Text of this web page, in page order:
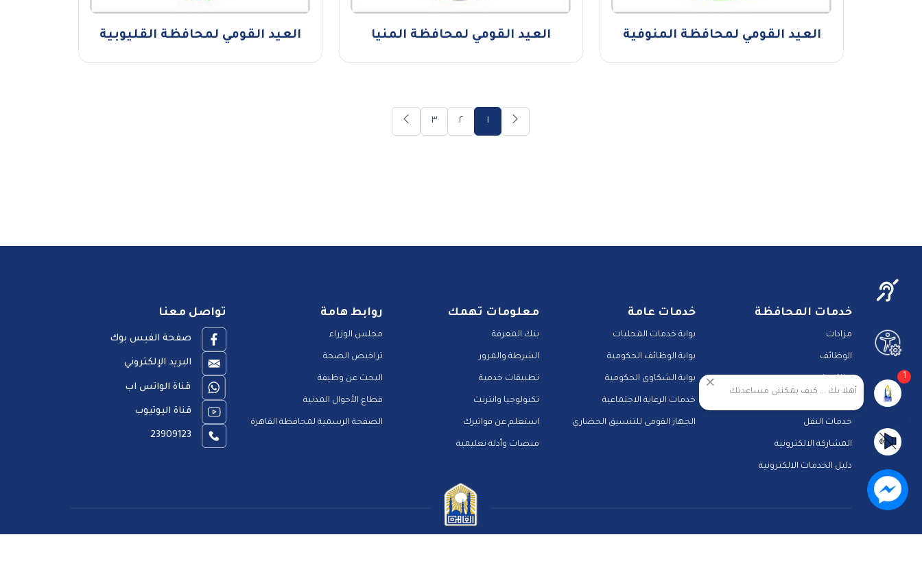
العيد القومي لمحافظة المنوفية العيد القومي لمحافظة المنيا العيد القومي لمحافظة القليوبية
١ ٢ ٣
خدمات المحافظة
مزادات
الوظائف
خدمات النقل
المشاركة الالكترونية
دليل الخدمات الالكترونية
خدمات عامة
بوابة خدمات المحليات
بوابة الوظائف الحكومية
بوابة الشكاوى الحكومية
خدمات الرعاية الاجتماعية
الجهاز القومى للتنسيق الحضاري
معلومات تهمك
بنك المعرفة
الشرطة والمرور
تطبيقات خدمية
تكنولوجيا وانترنت
استعلم عن فواتيرك
منصات وأدلة تعليمية
روابط هامة
مجلس الوزراء
تراخيص الصحة
البحث عن وظيفة
قطاع الأحوال المدنية
الصفحة الرسمية لمحافظة القاهرة
تواصل معنا
صفحة الفيس بوك
البريد الإلكتروني
قناة الواتس اب
قناة اليوتيوب
23909123
أهلا بك ... كيف يمكننى مساعدتك
1